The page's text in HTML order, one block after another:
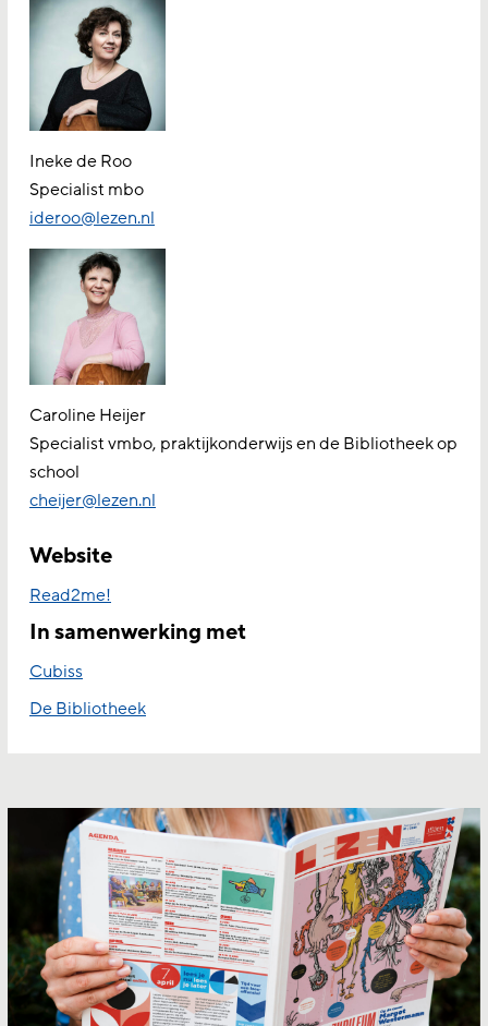
Ineke de Roo
Specialist mbo
ideroo@lezen.nl
Caroline Heijer
Specialist vmbo, praktijkonderwijs en de Bibliotheek op
school
cheijer@lezen.nl
Website
Read2me!
In samenwerking met
Cubiss
De Bibliotheek